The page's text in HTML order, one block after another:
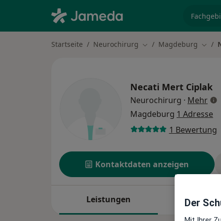
Startseite Neurochirurg Stadt ändern
Magdeburg Stadt
Necati Mert Ciplak
Neurochirurg · Mehr
Magdeburg 1 Adresse
1 Bewertung
Kontaktdaten anzeigen
Leistungen Der